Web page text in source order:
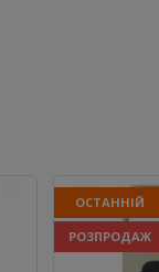
ОСТАННІЙ
РОЗПРОДАЖ